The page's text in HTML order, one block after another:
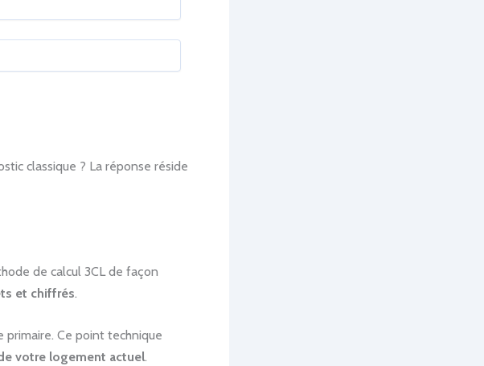
classique ? La réponse réside
de calcul 3CL de façon
et chiffrés.
primaire. Ce point technique
votre logement actuel.